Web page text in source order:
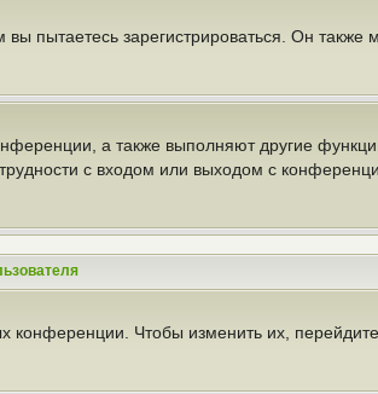
пытаетесь зарегистрироваться. Он также
а также выполняют другие
с входом или выходом с
конференции. Чтобы изменить их,